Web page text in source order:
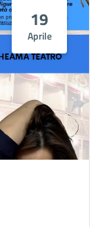
19
Aprile